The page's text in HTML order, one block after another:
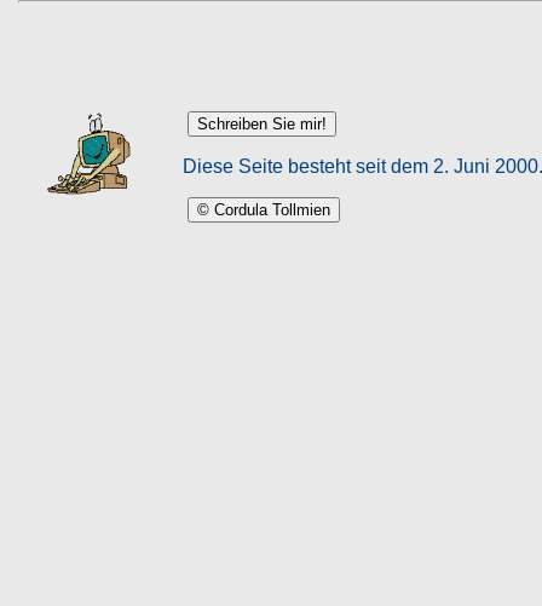
Schreiben Sie mir!
Diese Seite besteht seit dem 2. Juni
© Cordula Tollmien